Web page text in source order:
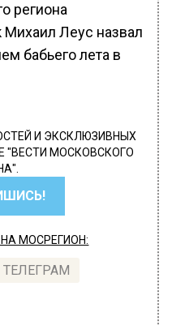
региона
Михаил Леус назвал
бабьего лета в
И ЭКСКЛЮЗИВНЫХ
"ВЕСТИ МОСКОВСКОГО
МОСРЕГИОН:
ТЕЛЕГРАМ